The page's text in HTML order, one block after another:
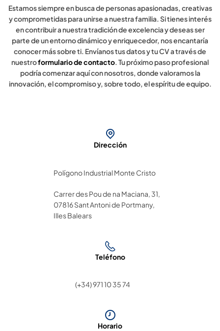
Estamos siempre en busca de personas apasionadas, creativas
y comprometidas para unirse a nuestra familia. Si tienes interés
en contribuir a nuestra tradición de excelencia y deseas ser
parte de un entorno dinámico y enriquecedor, nos encantaría
conocer más sobre ti. Envíanos tus datos y tu CV a través de
nuestroformulario de contacto. Tu próximo paso profesional
podría comenzar aquí con nosotros, donde valoramos la
innovación, el compromiso y, sobre todo, el espíritu de equipo.
Dirección
Polígono Industrial Monte Cristo
Carrer des Pou de na Maciana, 31,
07816 Sant Antoni de Portmany,
Illes Balears
Teléfono
(+34) 971 10 35 74
Horario